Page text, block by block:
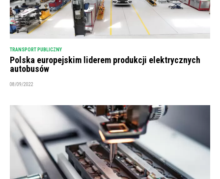
TRANSPORT PUBLICZNY
Polska europejskim liderem produkcji elektrycznych
autobusów
08/09/2022